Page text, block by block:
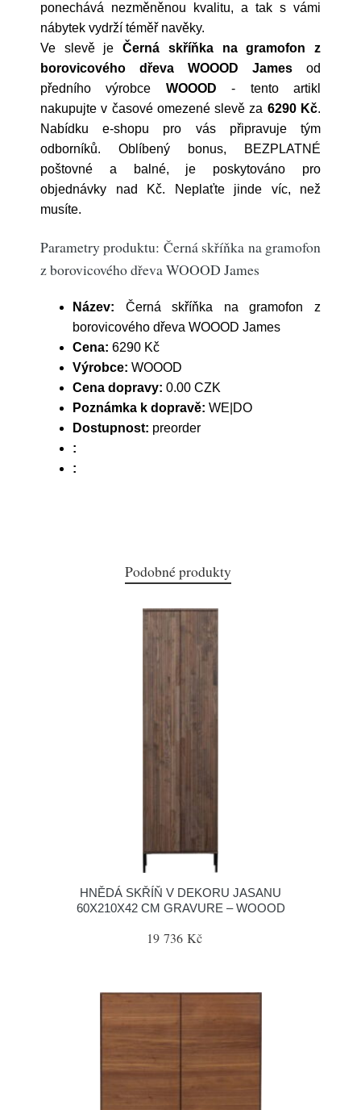
ponechává nezměněnou kvalitu, a tak s vámi
nábytek vydrží téměř navěky.
Ve slevě jeČerná skříňka na gramofon z
borovicového dřeva WOOOD James od
předního výrobce WOOOD - tento artikl
nakupujte v časové omezené slevě za 6290 Kč.
Nabídku e-shopu pro vás připravuje tým
odborníků. Oblíbený bonus, BEZPLATNÉ
poštovné a balné, je poskytováno pro
objednávky nad Kč. Neplaťte jinde víc, než
musíte.
Parametry produktu: Černá skříňka na gramofon
z borovicového dřeva WOOOD James
Název: Černá skříňka na gramofon z
borovicového dřeva WOOOD James
Cena: 6290 Kč
Výrobce: WOOOD
Cena dopravy: 0.00 CZK
Poznámka k dopravě: WE|DO
Dostupnost: preorder
:
:
Podobné produkty
HNĚDÁ SKŘÍŇ V DEKORU JASANU
60X210X42 CM GRAVURE – WOOOD
19 736 Kč